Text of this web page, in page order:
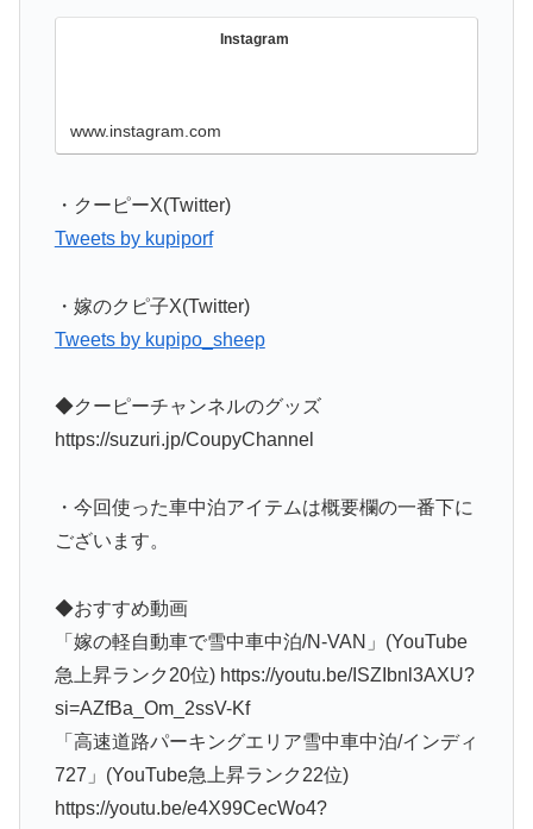
Instagram
www.instagram.com
・クーピーX(Twitter)
Tweets by kupiporf
・嫁のクピ子X(Twitter)
Tweets by kupipo_sheep
◆クーピーチャンネルのグッズ
https://suzuri.jp/CoupyChannel
・今回使った車中泊アイテムは概要欄の一番下に
ございます。
◆おすすめ動画
「嫁の軽自動車で雪中車中泊/N-VAN」(YouTube
急上昇ランク20位) https://youtu.be/ISZIbnl3AXU?
si=AZfBa_Om_2ssV-Kf
「高速道路パーキングエリア雪中車中泊/インディ
727」(YouTube急上昇ランク22位)
https://youtu.be/e4X99CecWo4?